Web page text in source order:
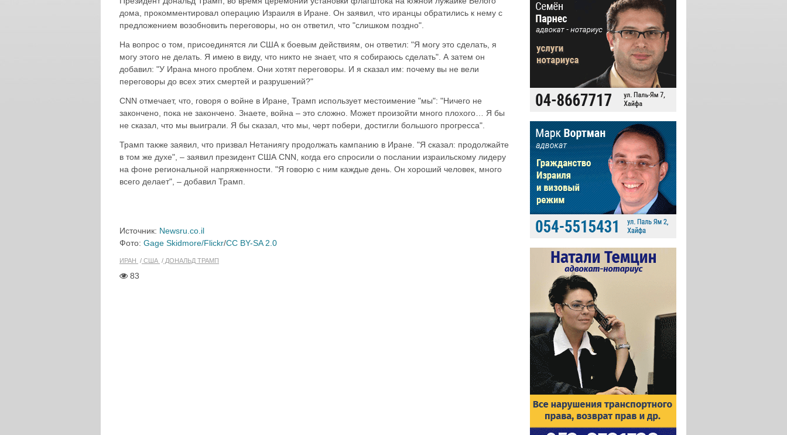
дома, прокомментировал операцию Израиля в Иране. Он заявил, что иранцы обратились к нему с
предложением возобновить переговоры, но он ответил, что "слишком поздно".
На вопрос о том, присоединятся ли США к боевым действиям, он ответил: "Я могу это сделать, я
могу этого не делать. Я имею в виду, что никто не знает, что я собираюсь сделать". А затем он
добавил: "У Ирана много проблем. Они хотят переговоры. И я сказал им: почему вы не вели
переговоры до всех этих смертей и разрушений?"
CNN отмечает, что, говоря о войне в Иране, Трамп использует местоимение "мы": "Ничего не
закончено, пока не закончено. Знаете, война – это сложно. Может произойти много плохого… Я бы
не сказал, что мы выиграли. Я бы сказал, что мы, черт побери, достигли большого прогресса".
Трамп также заявил, что призвал Нетаниягу продолжать кампанию в Иране. "Я сказал: продолжайте
в том же духе", – заявил президент США CNN, когда его спросили о послании израильскому лидеру
на фоне региональной напряженности. "Я говорю с ним каждые день. Он хороший человек, много
всего делает", – добавил Трамп.
Источник: Newsru.co.il
Фото: Gage Skidmore/Flickr/CC BY-SA 2.0
ИРАН США ДОНАЛЬД ТРАМП
83